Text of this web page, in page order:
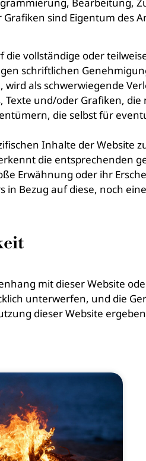
sind Eigentum des
vollständige oder
schriftlichen
als schwerwiegende
und/oder Grafiken,
die selbst für
Inhalte der Website
die entsprechenden
Erwähnung oder ihr
Bezug auf diese, noch
mit dieser Website
unterwerfen, und die
dieser Website